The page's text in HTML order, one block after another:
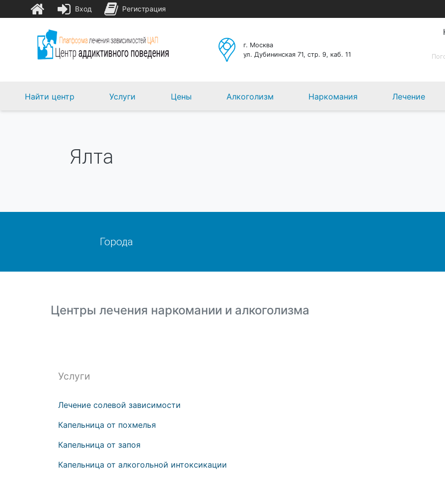
г. Москва
ул. Дубининская 71, стр. 9, каб. 11
Найти центр Услуги Цены Алкоголизм Наркомания Лечение
Ялта
Города
Центры лечения наркомании и алкоголизма
Услуги
Лечение солевой зависимости
Капельница от похмелья
Капельница от запоя
Капельница от алкогольной интоксикации
Вход Регистрация